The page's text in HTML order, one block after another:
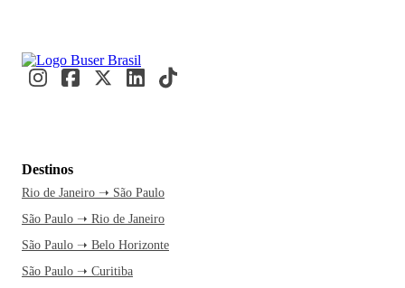
Destinos
Rio de Janeiro ➝ São Paulo
São Paulo ➝ Rio de Janeiro
São Paulo ➝ Belo Horizonte
São Paulo ➝ Curitiba